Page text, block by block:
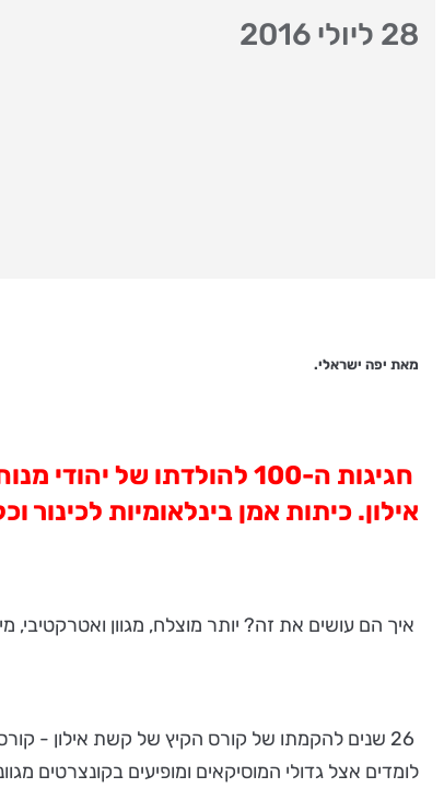
28 ליולי 2016
מאת יפה ישראלי.
חגיגות ה-100 להולדתו
אילון. כיתות אמן בינלאומיות לכינור וכלי קשת, 24 ביולי - 11 באוגוסט
איך הם עושים את זה? יותר מוצלח, מגוון ואטרקטיבי, מידי שנה
26 שנים להקמתו של קורס הקיץ של קשת אילון -
לומדים אצל גדולי המוסיקאים ומופיעים בקונצרטים